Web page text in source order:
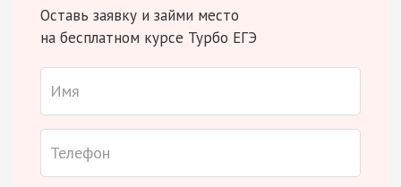
Оставь заявку и займи место
на бесплатном курсе Турбо ЕГЭ